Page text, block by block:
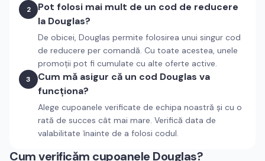
2
Pot folosi mai mult de un cod de reducere
la Douglas?
De obicei, Douglas permite folosirea unui singur cod
de reducere per comandă. Cu toate acestea, unele
promoții pot fi cumulate cu alte oferte active.
3
Cum mă asigur că un cod Douglas va
funcționa?
Alege cupoanele verificate de echipa noastră și cu o
rată de succes cât mai mare. Verifică data de
valabilitate înainte de a folosi codul.
Cum verificăm cupoanele Douglas?